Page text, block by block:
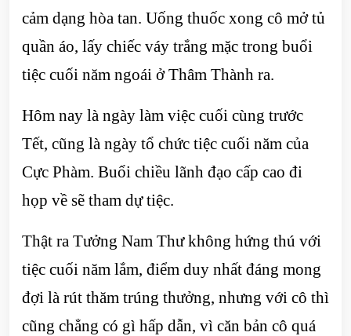
cảm dạng hòa tan. Uống thuốc xong cô mở tủ
quần áo, lấy chiếc váy trắng mặc trong buổi
tiệc cuối năm ngoái ở Thâm Thành ra.
Hôm nay là ngày làm việc cuối cùng trước
Tết, cũng là ngày tổ chức tiệc cuối năm của
Cực Phàm. Buổi chiều lãnh đạo cấp cao đi
họp về sẽ tham dự tiệc.
Thật ra Tưởng Nam Thư không hứng thú với
tiệc cuối năm lắm, điểm duy nhất đáng mong
đợi là rút thăm trúng thưởng, nhưng với cô thì
cũng chẳng có gì hấp dẫn, vì căn bản cô quá